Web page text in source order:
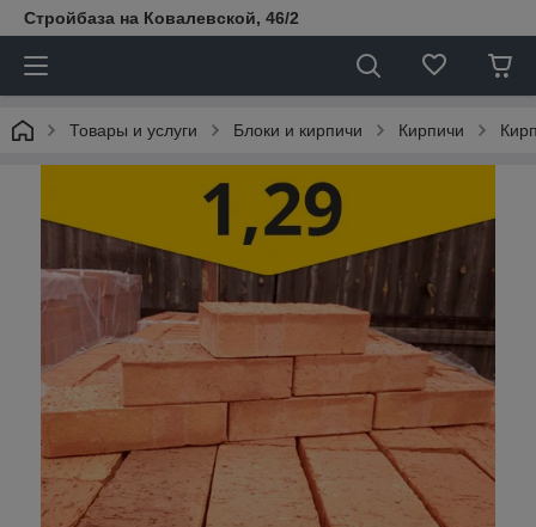
Стройбаза на Ковалевской, 46/2
Товары и услуги Блоки и кирпичи Кирпичи